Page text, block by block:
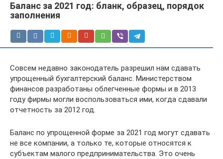
Баланс за 2021 год: бланк, образец, порядок
заполнения
Совсем недавно законодатель разрешил нам сдавать
упрощенный бухгалтерский баланс. Министерством
финансов разработаны облегченные формы и в 2013
году фирмы могли воспользоваться ими, когда сдавали
отчетность за 2012 год.
Баланс по упрощенной форме за 2021 год могут сдавать
не все компании, а только те, которые относятся к
субъектам малого предпринимательства. Это очень